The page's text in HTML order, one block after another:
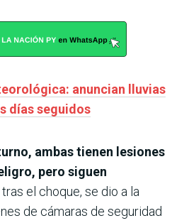
anuncian lluvias
días seguidos
ambas tienen lesiones
pero siguen
el choque, se dio a la
de cámaras de seguridad